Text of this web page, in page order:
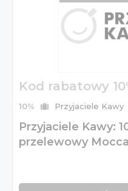
Kod rabatowy
10% Przyjaciele Kawy
Przyjaciele Kawy:
przelewowy